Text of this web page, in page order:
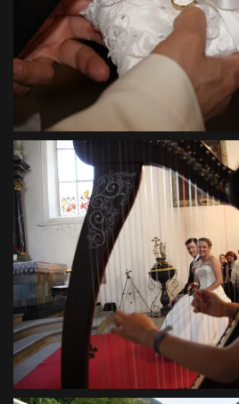
VIEW
VIEW